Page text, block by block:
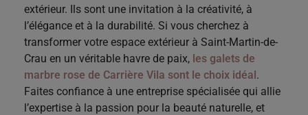
extérieur. Ils sont une invitation à la créativité, à
l’élégance et à la durabilité. Si vous cherchez à
transformer votre espace extérieur à Saint-Martin-de-
Crau en un véritable havre de paix, les galets de
marbre rose de Carrière Vila sont le choix idéal.
Faites confiance à une entreprise spécialisée qui allie
l’expertise à la passion pour la beauté naturelle, et